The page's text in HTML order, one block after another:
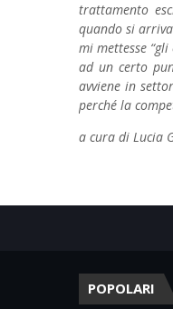
trattamento
quando si
mi mettesse
ad un certo
avviene in
perché la
a cura di Lucia
POPOLARI